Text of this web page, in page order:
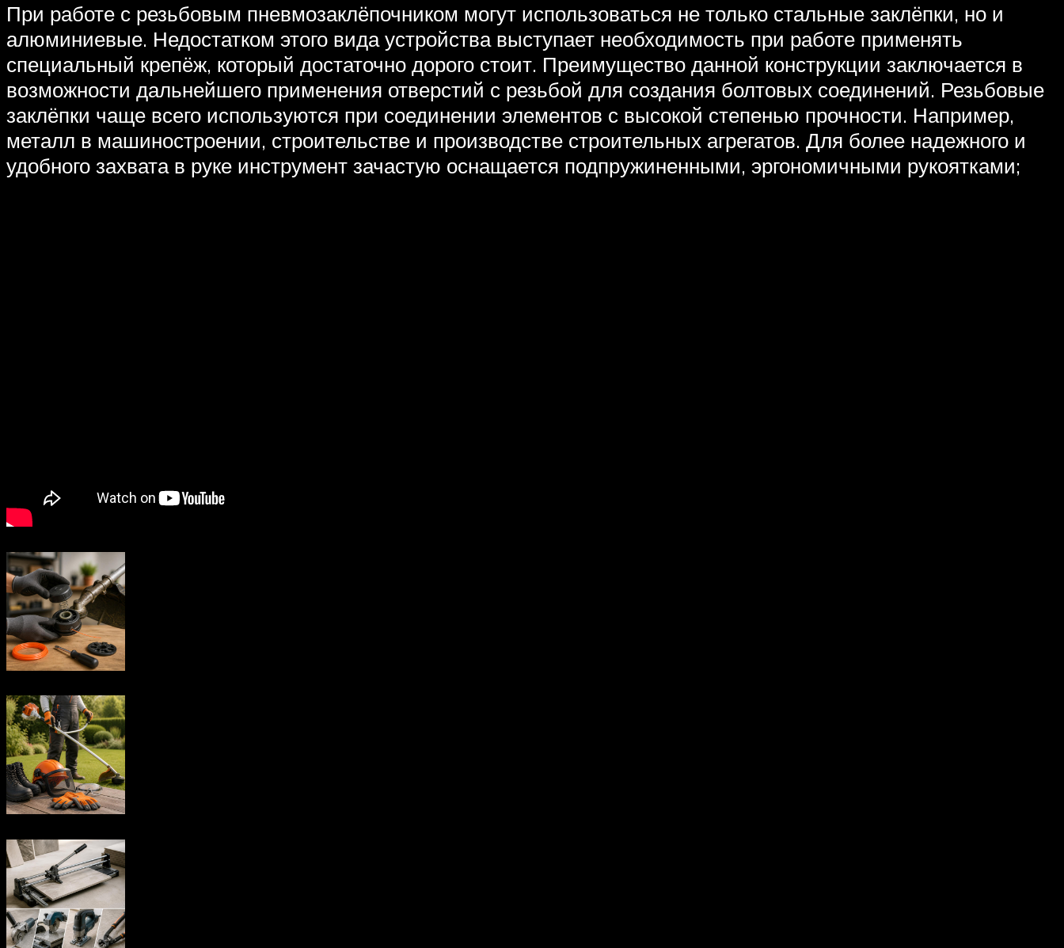
При работе с резьбовым пневмозаклёпочником могут использоваться не только стальные заклёпки, но и
алюминиевые. Недостатком этого вида устройства выступает необходимость при работе применять
специальный крепёж, который достаточно дорого стоит. Преимущество данной конструкции заключается в
возможности дальнейшего применения отверстий с резьбой для создания болтовых соединений. Резьбовые
заклёпки чаще всего используются при соединении элементов с высокой степенью прочности. Например,
металл в машиностроении, строительстве и производстве строительных агрегатов. Для более надежного и
удобного захвата в руке инструмент зачастую оснащается подпружиненными, эргономичными рукоятками;